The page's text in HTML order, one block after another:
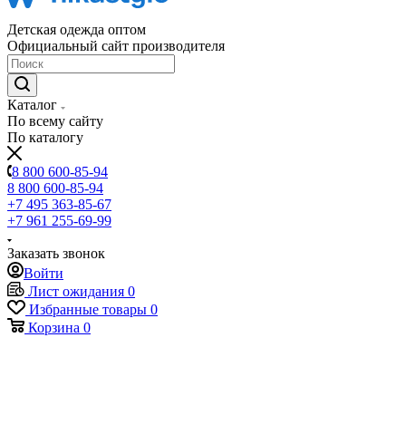
Детская одежда оптом
Официальный сайт производителя
Каталог
По всему сайту
По каталогу
8 800 600-85-94
8 800 600-85-94
+7 495 363-85-67
+7 961 255-69-99
Заказать звонок
Войти
Лист ожидания 0
Избранные товары 0
Корзина 0